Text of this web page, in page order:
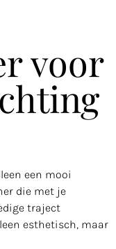
voor
een mooi
die met je
traject
esthetisch, maar